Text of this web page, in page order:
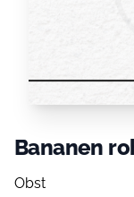
Bananen
Obst